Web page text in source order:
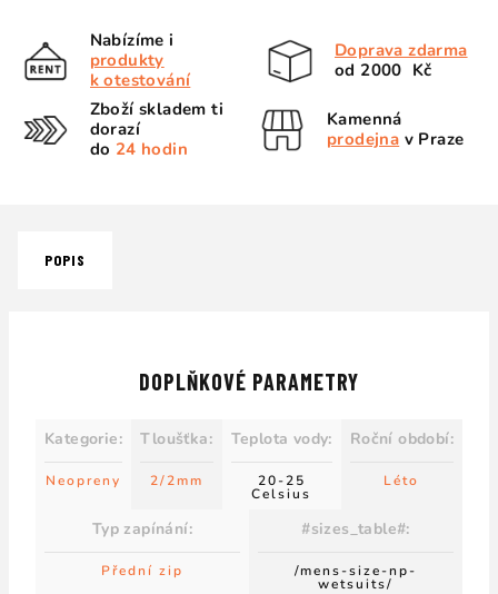
Nabízíme i
produkty
k otestování
Doprava zdarma
od 2000 Kč
Zboží skladem ti
dorazí
do 24 hodin
Kamenná
prodejna v Praze
POPIS
DOPLŇKOVÉ PARAMETRY
Kategorie:
Neopreny
Tloušťka:
2/2mm
Teplota vody:
20-25
Celsius
Roční období:
Léto
Typ zapínání:
Přední zip
#sizes_table#:
/mens-size-np-
wetsuits/